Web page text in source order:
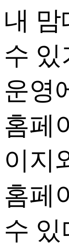
내
수
운영
홈페
이지
홈페
수 있